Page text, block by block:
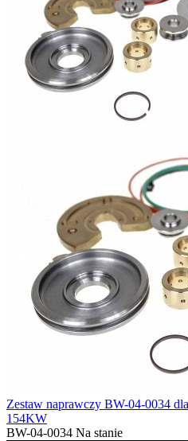
Zestaw naprawczy BW-04-0034
154KW
BW-04-0034 Na stanie